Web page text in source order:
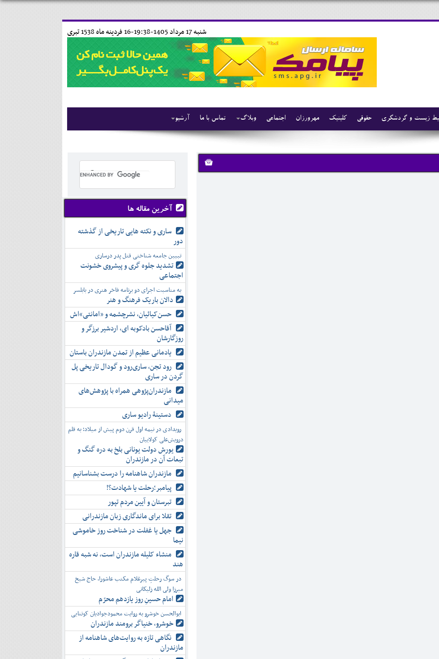
16 فردينه ماه 1538 تبری شنبه 17 مرداد 1405-19:38-
آرشیو تماس با ما وبلاگ اجتماعی مهرورزان کلینیک حقوقی زیست و گردشگری
آخرین مقاله ها
ساری و نکته هایی تاریخی از گذشته
دور
تبیین جامعه شناختی قتل پدر درساری
تشدید جلوه‌ گری و پیشروی خشونت
اجتماعی
به مناسبت اجرای دو برنامه فاخر هنری در بابلسر
دالان باریک فرهنگ و هنر
حسن‌کیائیان، نشرچشمه و «امانتی»اش
آقاحسن بادکوبه ای، اردشیر برزگر و
روزگارشان
یادمانی عظیم از تمدن مازندران باستان
رود تجن، ساری‌رود و گودال تاریخی پل
گردن در ساری
مازندران‌پژوهی همراه با پژوهش‌های
میدانی
دستینۀ رادیو ساری
رویدادی در نیمه اول قرن دوم پیش از میلاد؛ به قلم
درویش‌علی کولاییان
یورش دولت یونانی بلخ به دره گنگ و
تبعات آن در مازندران
مازندران شاهنامه را درست بشناسانیم
پیامبر؛رحلت یا شهادت؟!
تبرستان و آیین مردم تپور
تقلا برای ماندگاری زبان مازندرانی
جهل یا غفلت در شناخت روز خاموشی
نیما
منشاء کلیله مازندران است، نه شبه قاره
هند
در سوگ رحلتِ پیرغلام مکتب عاشورا، حاج شیخ
میرزا ولی الله زلیکانی
امام حسینِ روز یازدهم محرّم
ابوالحسن خوشرو به روایت محمودجوادیان کوتنایی
خوشرو، خنياگر برومند مازندران
نگاهی تازه به روایت‌های شاهنامه از
مازندران